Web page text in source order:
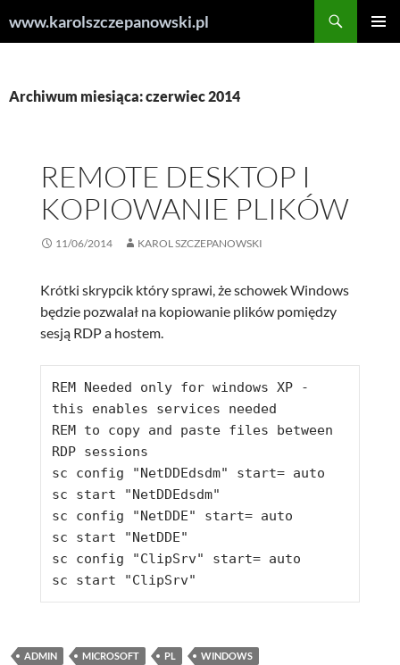
dowww.karolszczepanowski.pl
Archiwum miesiąca: czerwiec 2014
REMOTE DESKTOP I
KOPIOWANIE PLIKÓW
11/06/2014 KAROL SZCZEPANOWSKI
Krótki skrypcik który sprawi, że schowek Windows
będzie pozwalał na kopiowanie plików pomiędzy
sesją RDP a hostem.
REM Needed only for windows XP -
this enables services needed
REM to copy and paste files between
RDP sessions
sc config "NetDDEdsdm" start= auto
sc start "NetDDEdsdm"
sc config "NetDDE" start= auto
sc start "NetDDE"
sc config "ClipSrv" start= auto
sc start "ClipSrv"
ADMIN MICROSOFT PL WINDOWS